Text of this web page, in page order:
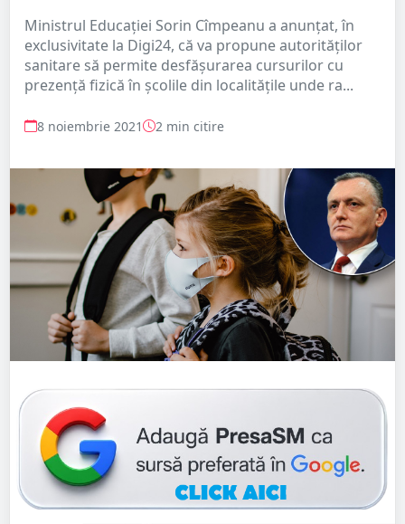
Ministrul Educației Sorin Cîmpeanu a anunțat, în
exclusivitate la Digi24, că va propune autorităților
sanitare să permite desfășurarea cursurilor cu
prezență fizică în școlile din localitățile unde ra...
8 noiembrie 2021 2 min citire